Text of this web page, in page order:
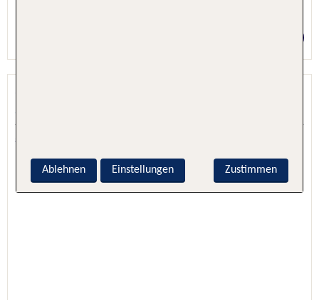
5.0 - 100 % Weiterempfehlung
Zustimmen
Ablehnen Einstellungen